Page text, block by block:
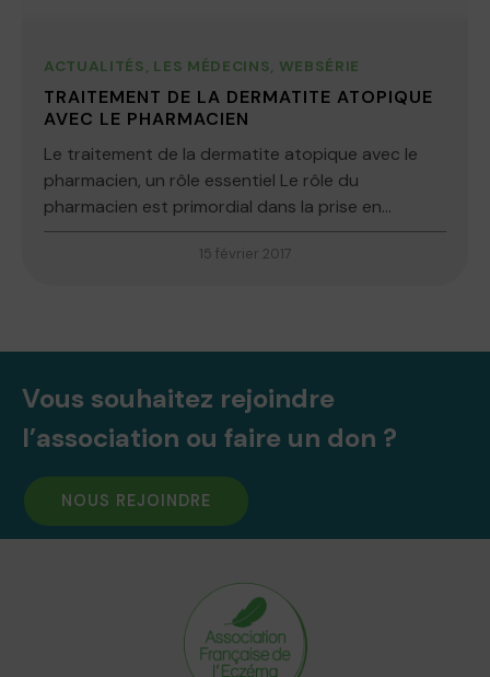
ACTUALITÉS, LES MÉDECINS, WEBSÉRIE
TRAITEMENT DE LA DERMATITE ATOPIQUE
AVEC LE PHARMACIEN
Le traitement de la dermatite atopique avec le
pharmacien, un rôle essentiel Le rôle du
pharmacien est primordial dans la prise en...
15 février 2017
Vous souhaitez rejoindre
l’association ou faire un don ?
NOUS REJOINDRE